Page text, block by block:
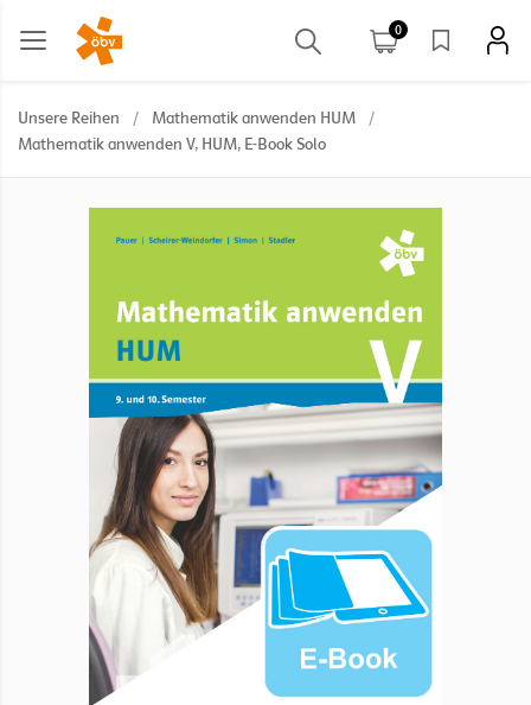
0
Unsere Reihen / Mathematik anwenden HUM
/
Mathematik anwenden V, HUM, E-Book Solo